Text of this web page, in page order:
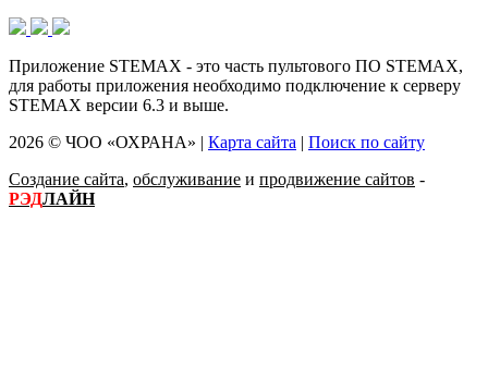
Приложение STEMAX - это часть пультового ПО STEMAX,
для работы приложения необходимо подключение к серверу
STEMAX версии 6.3 и выше.
2026 © ЧОО «ОХРАНА» | Карта сайта | Поиск по сайту
Создание сайта, обслуживание и продвижение сайтов -
РЭДЛАЙН